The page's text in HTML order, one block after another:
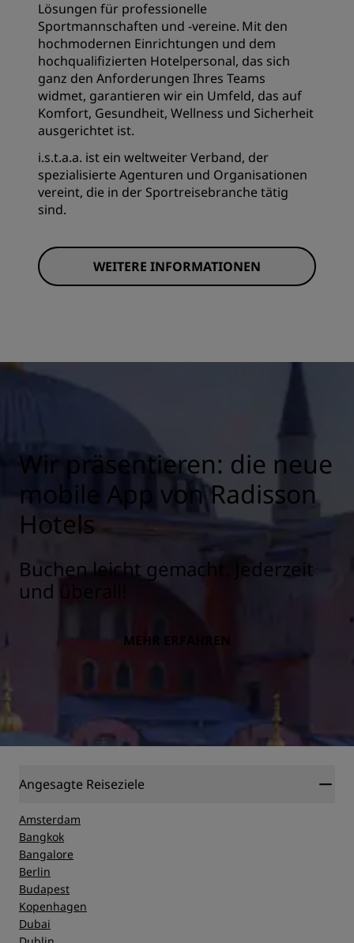
Lösungen für professionelle
Sportmannschaften und -vereine. Mit den
hochmodernen Einrichtungen und dem
hochqualifizierten Hotelpersonal, das sich
ganz den Anforderungen Ihres Teams
widmet, garantieren wir ein Umfeld, das auf
Komfort, Gesundheit, Wellness und Sicherheit
ausgerichtet ist.
i.s.t.a.a. ist ein weltweiter Verband, der
spezialisierte Agenturen und Organisationen
vereint, die in der Sportreisebranche tätig
sind.
WEITERE INFORMATIONEN
Wir präsentieren: die neue
mobile App von Radisson
Hotels
Buchen leicht gemacht. Jederzeit
und überall!
MEHR ERFAHREN
Angesagte Reiseziele
Amsterdam
Bangkok
Bangalore
Berlin
Budapest
Kopenhagen
Dubai